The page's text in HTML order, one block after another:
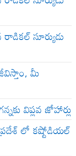
సూర్యుడు
మీ
విప్లవ జోహార్లు
లో కష్టోడియల్